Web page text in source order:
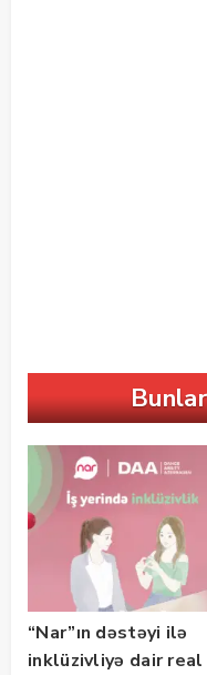
“Nar”ın dəstəyi ilə
inklüzivliyə dair real